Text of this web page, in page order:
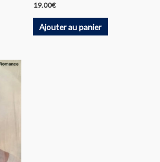
19.00€
Ajouter au panier